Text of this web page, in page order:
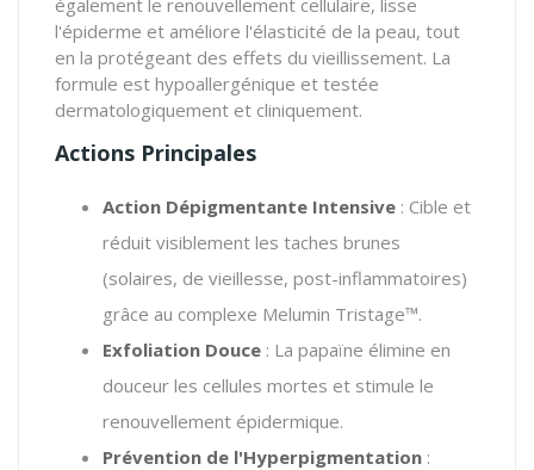
l'épiderme et améliore l'élasticité de la peau, tout
en la protégeant des effets du vieillissement. La
formule est hypoallergénique et testée
dermatologiquement et cliniquement.
Actions Principales
Action Dépigmentante Intensive : Cible et
réduit visiblement les taches brunes
(solaires, de vieillesse, post-inflammatoires)
grâce au complexe Melumin Tristage™.
Exfoliation Douce : La papaïne élimine en
douceur les cellules mortes et stimule le
renouvellement épidermique.
Prévention de l'Hyperpigmentation :